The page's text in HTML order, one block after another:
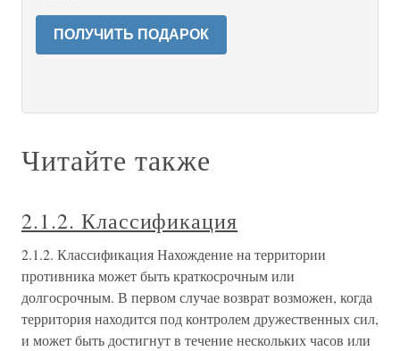
ПОЛУЧИТЬ ПОДАРОК
Читайте также
2.1.2. Классификация
2.1.2. Классификация Нахождение на территории
противника может быть краткосрочным или
долгосрочным. В первом случае возврат возможен, когда
территория находится под контролем дружественных сил,
и может быть достигнут в течение нескольких часов или